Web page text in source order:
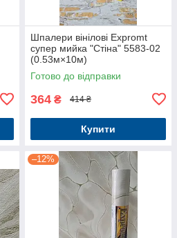
Шпалери вінілові Expromt
супер мийка "Стіна" 5583-02
(0.53м×10м)
Готово до відправки
364 ₴ 414 ₴
Купити
–12%